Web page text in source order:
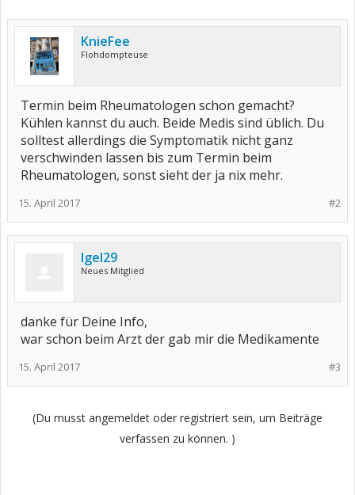
KnieFee
Flohdompteuse
Termin beim Rheumatologen schon gemacht?
Kühlen kannst du auch. Beide Medis sind üblich. Du
solltest allerdings die Symptomatik nicht ganz
verschwinden lassen bis zum Termin beim
Rheumatologen, sonst sieht der ja nix mehr.
#2
15. April 2017
Igel29
Neues Mitglied
danke für Deine Info,
war schon beim Arzt der gab mir die Medikamente
#3
15. April 2017
(Du musst angemeldet oder registriert sein, um Beiträge
verfassen zu können. )